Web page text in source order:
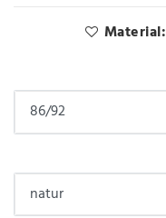
Material: